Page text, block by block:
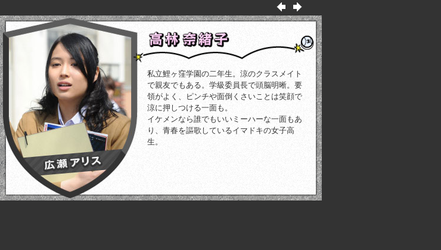
私立鯉ヶ窪学園の二年生。涼のクラスメイト
で親友でもある。学級委員長で頭脳明晰。要
領がよく、ピンチや面倒くさいことは笑顔で
涼に押しつける一面も。
イケメンなら誰でもいいミーハーな一面もあ
り、青春を謳歌しているイマドキの女子高
生。